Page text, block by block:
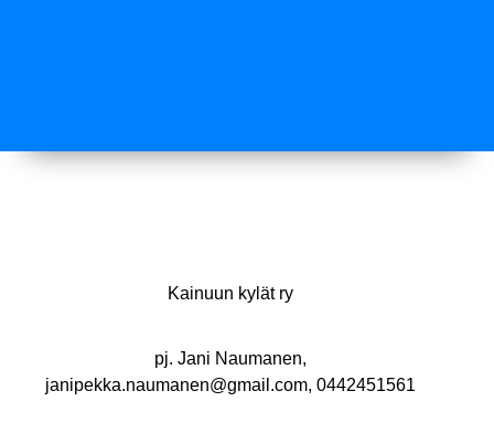
Kainuun kylät ry
pj. Jani Naumanen,
janipekka.naumanen@gmail.com, 0442451561